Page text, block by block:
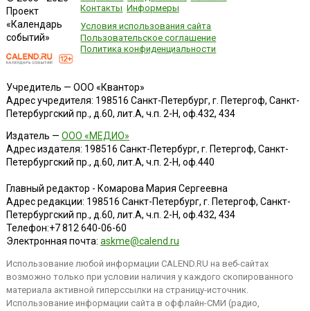
Проект
«Календарь
событий»
Контакты Информеры
Условия использования сайта
Пользовательское соглашение
Политика конфиденциальности
Учредитель — ООО «Квантор»
Адрес учредителя: 198516 Санкт-Петербург, г. Петергоф, Санкт-
Петербургский пр., д.60, лит.А, ч.п. 2-Н, оф.432, 434
Издатель — ООО «МЕДИО»
Адрес издателя: 198516 Санкт-Петербург, г. Петергоф, Санкт-
Петербургский пр., д.60, лит.А, ч.п. 2-Н, оф.440
Главный редактор - Комарова Мария Сергеевна
Адрес редакции: 198516 Санкт-Петербург, г. Петергоф, Санкт-
Петербургский пр., д.60, лит.А, ч.п. 2-Н, оф.432, 434
Телефон:+7 812 640-06-60
Электронная почта: askme@calend.ru
Использование любой информации CALEND.RU на веб-сайтах
возможно только при условии наличия у каждого скопированного
материала активной гиперссылки на страницу-источник.
Использование информации сайта в оффлайн-СМИ (радио,